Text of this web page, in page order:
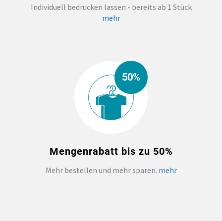
Individuell bedrucken lassen - bereits ab 1 Stück
mehr
50%
Mengenrabatt bis zu 50%
Mehr bestellen und mehr sparen. mehr